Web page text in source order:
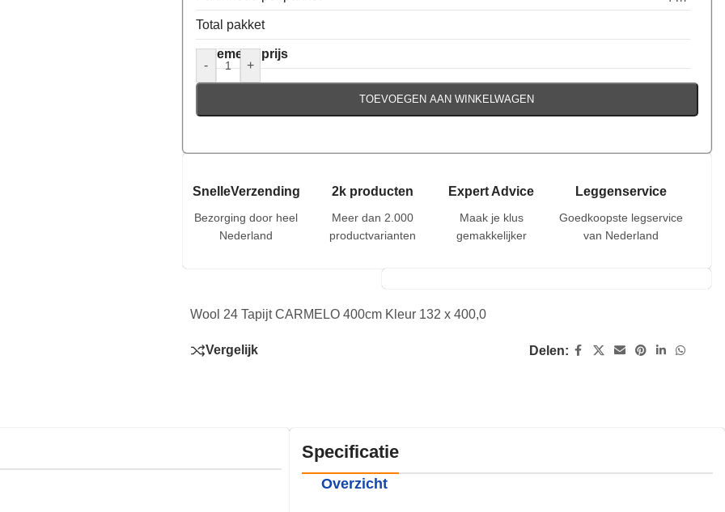
Total pakket
Algemene prijs
-
+
TOEVOEGEN AAN WINKELWAGEN
SnelleVerzending
Bezorging door heel
Nederland
2k producten
Meer dan 2.000
productvarianten
Expert Advice
Maak je klus
gemakkelijker
Leggenservice
Goedkoopste legservice
van Nederland
Wool 24 Tapijt CARMELO 400cm Kleur 132 x 400,0
Vergelijk Delen:
Specificatie
Overzicht